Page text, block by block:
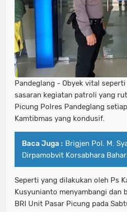
Pandeglang - Obyek vital
sasaran kegiatan patroli yang
Picung Polres Pandeglang
Kamtibmas yang kondusif.
Baca Juga : Brigjen Pol. M.
Dirpamobvit Korsabhara
Seperti yang dilakukan oleh Ps
Kusyunianto menyambangi dan
BRI Unit Pasar Picung pada